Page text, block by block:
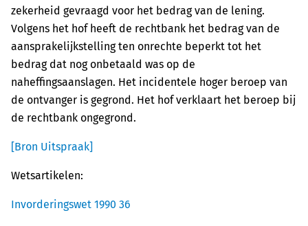
zekerheid gevraagd voor het bedrag van de lening.
Volgens het hof heeft de rechtbank het bedrag van de
aansprakelijkstelling ten onrechte beperkt tot het
bedrag dat nog onbetaald was op de
naheffingsaanslagen. Het incidentele hoger beroep van
de ontvanger is gegrond. Het hof verklaart het beroep bij
de rechtbank ongegrond.
[Bron Uitspraak]
Wetsartikelen:
Invorderingswet 1990 36